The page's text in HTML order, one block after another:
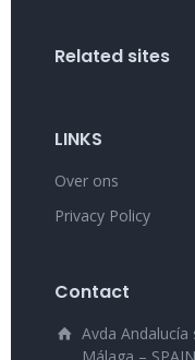
Related sites
LINKS
Over ons
Privacy Policy
Contact
Avda